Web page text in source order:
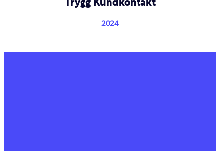
Trygg Kundkontakt
2024